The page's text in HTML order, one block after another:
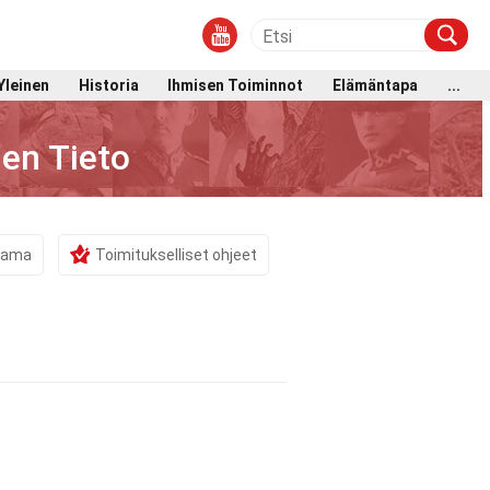
Historia Ihmisen Toiminnot Elämäntapa ...
Tieto
Toimitukselliset ohjeet